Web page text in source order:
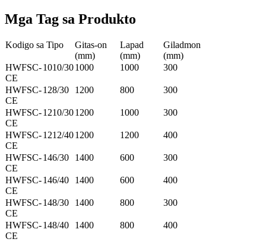
Mga Tag sa Produkto
Kodigo sa Tipo
Gitas-on
(mm)
Lapad
(mm)
Giladmon
(mm)
HWFSC-
CE
1010/301000 1000 300
HWFSC-
CE
128/30 1200 800 300
HWFSC-
CE
1210/301200 1000 300
HWFSC-
CE
1212/401200 1200 400
HWFSC-
CE
146/30 1400 600 300
HWFSC-
CE
146/40 1400 600 400
HWFSC-
CE
148/30 1400 800 300
HWFSC-
CE
148/40 1400 800 400